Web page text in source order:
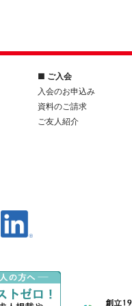
■ ご入会
入会のお申込み
資料のご請求
ご友人紹介